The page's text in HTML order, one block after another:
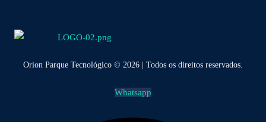
Orion Parque Tecnológico © 2026 | Todos os direitos reservados.
Whatsapp